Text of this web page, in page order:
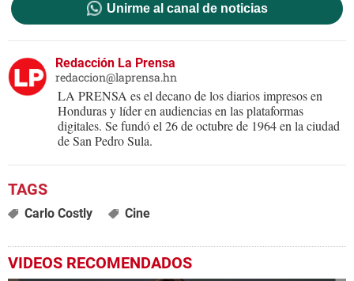
Unirme al canal de noticias
Redacción La Prensa
redaccion@laprensa.hn
LA PRENSA es el decano de los diarios impresos en
Honduras y líder en audiencias en las plataformas
digitales. Se fundó el 26 de octubre de 1964 en la ciudad
de San Pedro Sula.
Carlo Costly Cine
VIDEOS RECOMENDADOS